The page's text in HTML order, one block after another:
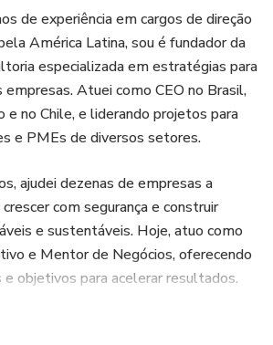
e Captação de Leads
de Clientes
de Vendas
de Suporte
Comerciais
de experiência em cargos de direção
América Latina, sou é fundador da
especializada em estratégias para
empresas. Atuei como CEO no Brasil,
e no Chile, e liderando projetos para
e PMEs de diversos setores.
ajudei dezenas de empresas a
com segurança e construir
e sustentáveis. Hoje, atuo como
e Mentor de Negócios, oferecendo
objetivos para acelerar resultados.
gestão em vantagem